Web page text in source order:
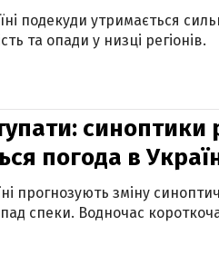
подекуди утримається
та опади у низці регіонів.
синоптики
погода в
зміну
спеки. Водночас